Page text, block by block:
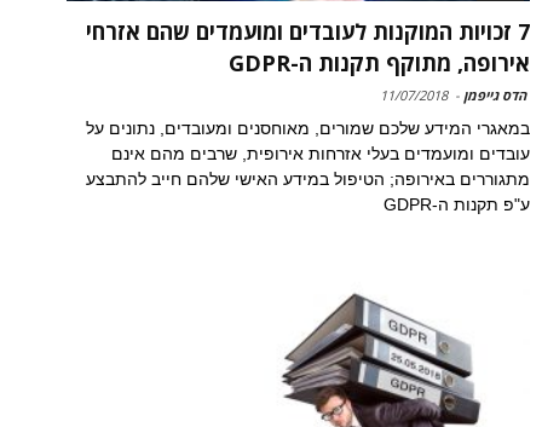
7 זכויות המוקנות לעובדים ומועמדים שהם אזרחי
אירופה, מתוקף תקנות ה-GDPR
הדס גייפמן -
11/07/2018
במאגרי המידע שלכם שמורים, מאוחסנים ומעובדים, נתונים על
עובדים ומועמדים בעלי אזרחות אירופית, שרבים מהם אינם
מתגוררים באירופה; הטיפול במידע האישי שלהם חייב להתבצע
ע"פ תקנות ה-GDPR